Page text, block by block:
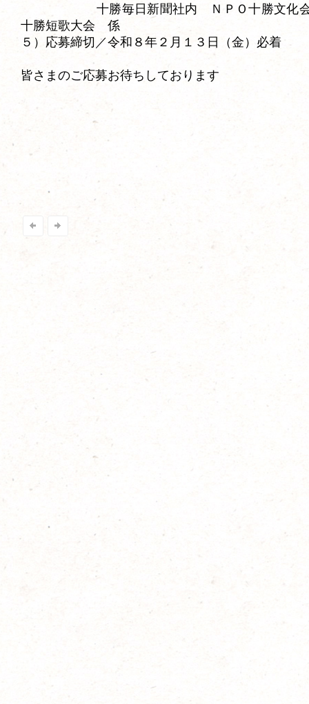
十勝毎日新聞社内 ＮＰＯ十勝文化会
十勝短歌大会 係
５）応募締切／令和８年２月１３日（金）必着
皆さまのご応募お待ちしております